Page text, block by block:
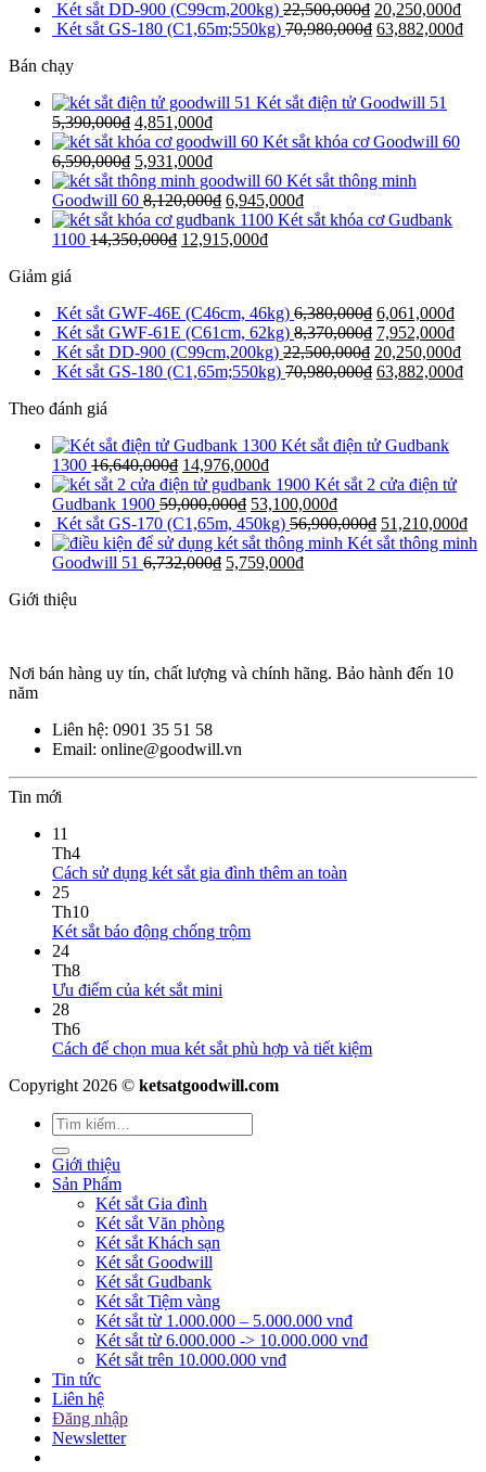
Két sắt DD-900 (C99cm,200kg) 22,500,000₫ 20,250,000₫
Két sắt GS-180 (C1,65m;550kg) 70,980,000₫ 63,882,000₫
Bán chạy
Két sắt điện tử Goodwill 51
5,390,000₫ 4,851,000₫
Két sắt khóa cơ Goodwill 60
6,590,000₫ 5,931,000₫
Két sắt thông minh
Goodwill 60 8,120,000₫ 6,945,000₫
Két sắt khóa cơ Gudbank
1100 14,350,000₫ 12,915,000₫
Giảm giá
Két sắt GWF-46E (C46cm, 46kg) 6,380,000₫ 6,061,000₫
Két sắt GWF-61E (C61cm, 62kg) 8,370,000₫ 7,952,000₫
Két sắt DD-900 (C99cm,200kg) 22,500,000₫ 20,250,000₫
Két sắt GS-180 (C1,65m;550kg) 70,980,000₫ 63,882,000₫
Theo đánh giá
Két sắt điện tử Gudbank
1300 16,640,000₫ 14,976,000₫
Két sắt 2 cửa điện tử
Gudbank 1900 59,000,000₫ 53,100,000₫
Két sắt GS-170 (C1,65m, 450kg) 56,900,000₫ 51,210,000₫
Két sắt thông minh
Goodwill 51 6,732,000₫ 5,759,000₫
Giới thiệu
Nơi bán hàng uy tín, chất lượng và chính hãng. Bảo hành đến 10
năm
Liên hệ: 0901 35 51 58
Email: online@goodwill.vn
Tin mới
11
Th4
Cách sử dụng két sắt gia đình thêm an toàn
25
Th10
Két sắt báo động chống trộm
24
Th8
Ưu điểm của két sắt mini
28
Th6
Cách để chọn mua két sắt phù hợp và tiết kiệm
Copyright 2026 © ketsatgoodwill.com
Giới thiệu
Sản Phẩm
Két sắt Gia đình
Két sắt Văn phòng
Két sắt Khách sạn
Két sắt Goodwill
Két sắt Gudbank
Két sắt Tiệm vàng
Két sắt từ 1.000.000 – 5.000.000 vnđ
Két sắt từ 6.000.000 -> 10.000.000 vnđ
Két sắt trên 10.000.000 vnđ
Tin tức
Liên hệ
Đăng nhập
Newsletter